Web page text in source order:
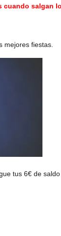
cuando salgan
mejores fiestas.
tus 6€ de